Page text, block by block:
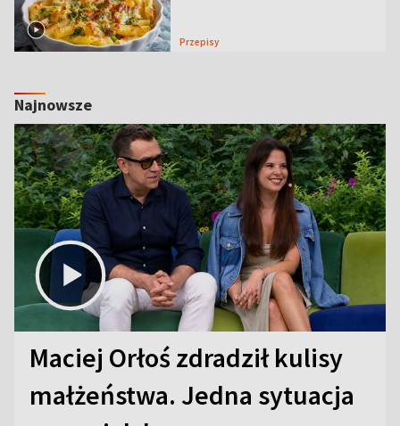
Przepisy
Najnowsze
Maciej Orłoś zdradził kulisy
małżeństwa. Jedna sytuacja